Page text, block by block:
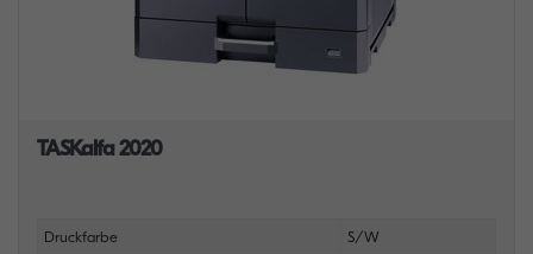
TASKalfa 2020
Druckfarbe S/W